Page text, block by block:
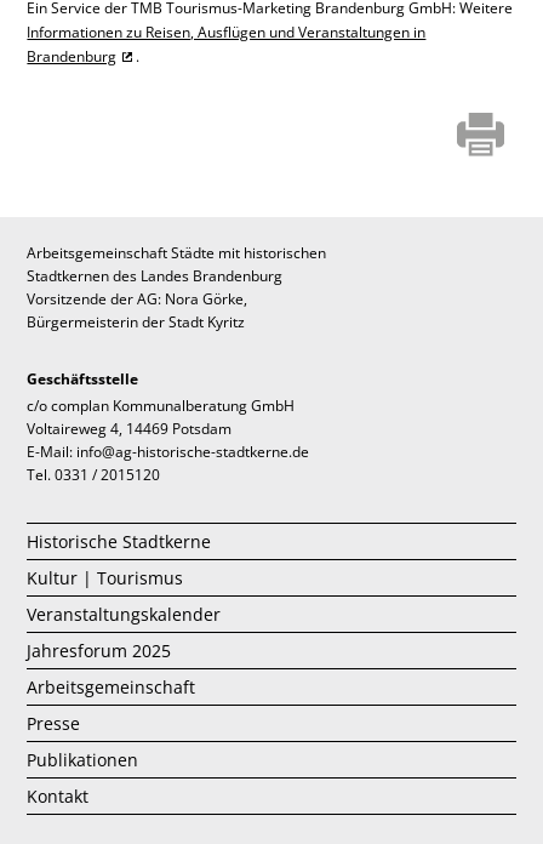
Ein Service der TMB Tourismus-Marketing Brandenburg GmbH: Weitere
Informationen zu Reisen, Ausflügen und Veranstaltungen in
Brandenburg
.
Arbeitsgemeinschaft Städte mit historischen
Stadtkernen des Landes Brandenburg
Vorsitzende der AG: Nora Görke,
Bürgermeisterin der Stadt Kyritz
Geschäftsstelle
c/o complan Kommunalberatung GmbH
Voltaireweg 4, 14469 Potsdam
E-Mail: info@ag-historische-stadtkerne.de
Tel. 0331 / 2015120
Historische Stadtkerne
Kultur | Tourismus
Veranstaltungskalender
Jahresforum 2025
Arbeitsgemeinschaft
Presse
Publikationen
Kontakt